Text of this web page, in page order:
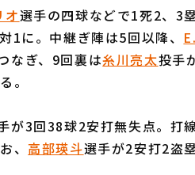
オ選手の四球などで1死2、3
1に。中継ぎ陣は5回以降、
なぎ、9回裏は糸川亮太投手
。
が3回38球2安打無失点。打
、高部瑛斗選手が2安打2盗